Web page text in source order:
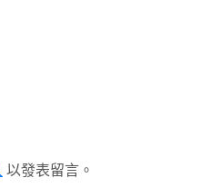
以發表留言。